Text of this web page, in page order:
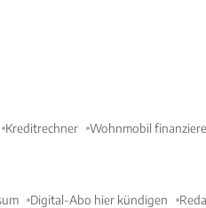
Kreditrechner Wohnmobil
Digital-Abo hier kündigen